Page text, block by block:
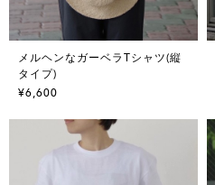
メルヘンなガーベラTシャツ(縦
タイプ)
¥6,600